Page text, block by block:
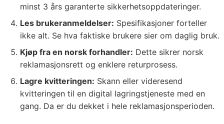
minst 3 års garanterte sikkerhetsoppdateringer.
Les brukeranmeldelser: Spesifikasjoner forteller
ikke alt. Se hva faktiske brukere sier om daglig bruk.
Kjøp fra en norsk forhandler: Dette sikrer norsk
reklamasjonsrett og enklere returprosess.
Lagre kvitteringen: Skann eller videresend
kvitteringen til en digital lagringstjeneste med en
gang. Da er du dekket i hele reklamasjonsperioden.